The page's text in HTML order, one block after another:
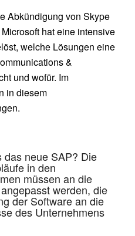
Abkündigung von Skype
hat eine intensive
welche Lösungen eine
&
und wofür. Im
in diesem
das neue SAP? Die
in den
müssen an die
werden, die
der Software an die
des Unternehmens